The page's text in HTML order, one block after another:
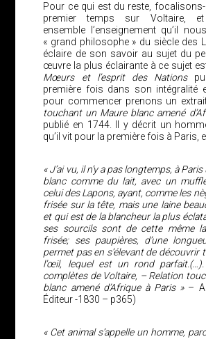
Pour ce qui est du reste,
premier temps sur Voltaire, et
ensemble l’enseignement qu’il
« grand philosophe » du siècle des
éclaire de son savoir au sujet du
œuvre la plus éclairante à ce sujet
Mœurs et l’esprit des Nations
première fois dans son intégralité
pour commencer prenons un
touchant un Maure blanc amené
publié en 1744. Il y décrit un
qu’il vit pour la première fois à Paris,
« J’ai vu, il n’y a pas longtemps, à
blanc comme du lait, avec un
celui des Lapons, ayant, comme les
frisée sur la tête, mais une laine
et qui est de la blancheur la plus
ses sourcils sont de cette même
frisée; ses paupières, d’une
permet pas en s’élevant de découvrir
l’œil, lequel est un rond
complètes de Voltaire, – Relation
blanc amené d’Afrique à Paris »–
Éditeur -1830 – p365)
« Cet animal s’appelle un homme,